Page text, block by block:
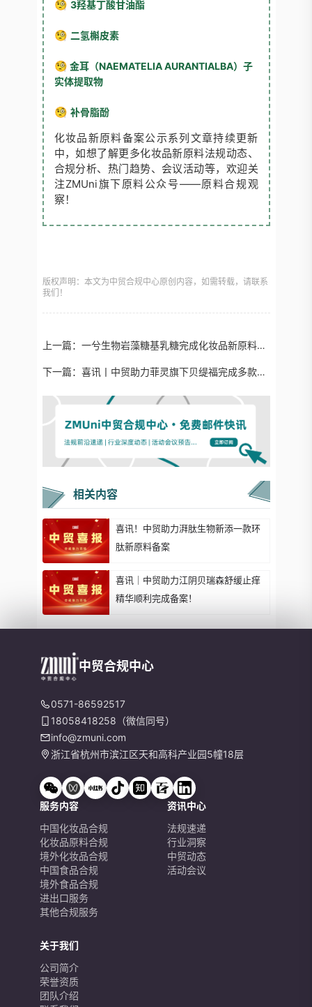
🧐 3羟基丁酸甘油酯
🧐 二氢槲皮素
🧐 金耳（NAEMATELIA AURANTIALBA）子
实体提取物
🧐 补骨脂酚
化妆品新原料备案公示系列文章持续更新
中，如想了解更多化妆品新原料法规动态、
合规分析、热门趋势、会议活动等，欢迎关
注ZMUni旗下原料公众号——原料合规观
察！
版权声明：本文为中贸合规中心原创内容，如需转载，请联系
我们！
上一篇： 一兮生物岩藻糖基乳糖完成化妆品新原料备案
下一篇： 喜讯丨中贸助力菲灵旗下贝缇福完成多款染发、烫发产品注册！
相关内容
喜讯！中贸助力湃肽生物新添一款环
肽新原料备案
喜讯｜中贸助力江阴贝瑞森舒缓止痒
精华顺利完成备案！
中贸合规中心
0571-86592517
18058418258（微信同号）
info@zmuni.com
浙江省杭州市滨江区天和高科产业园5幢18层
服务内容
中国化妆品合规
化妆品原料合规
境外化妆品合规
中国食品合规
境外食品合规
进出口服务
其他合规服务
资讯中心
法规速递
行业洞察
中贸动态
活动会议
关于我们
公司简介
荣誉资质
团队介绍